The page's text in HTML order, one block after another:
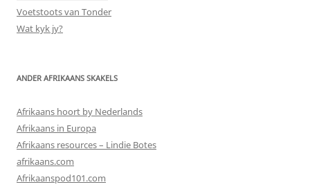
Voetstoots van Tonder
Wat kyk jy?
ANDER AFRIKAANS SKAKELS
Afrikaans hoort by Nederlands
Afrikaans in Europa
Afrikaans resources – Lindie Botes
afrikaans.com
Afrikaanspod101.com